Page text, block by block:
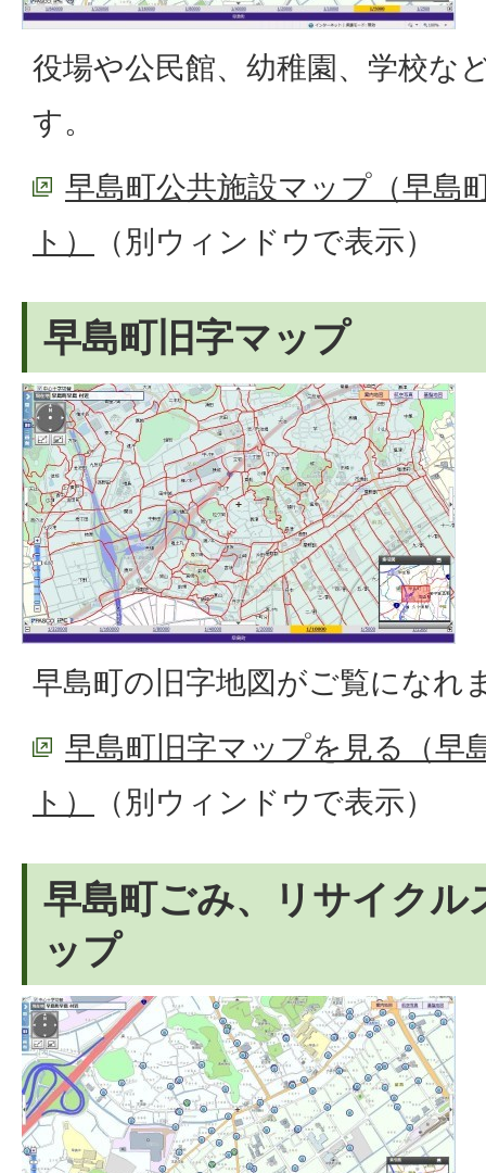
役場や公民館、幼稚園、学校な
す。
早島町公共施設マップ（早島
ト）
（別ウィンドウで表示）
早島町旧字マップ
早島町の旧字地図がご覧になれ
早島町旧字マップを見る（早
ト）
（別ウィンドウで表示）
早島町ごみ、リサイクル
ップ